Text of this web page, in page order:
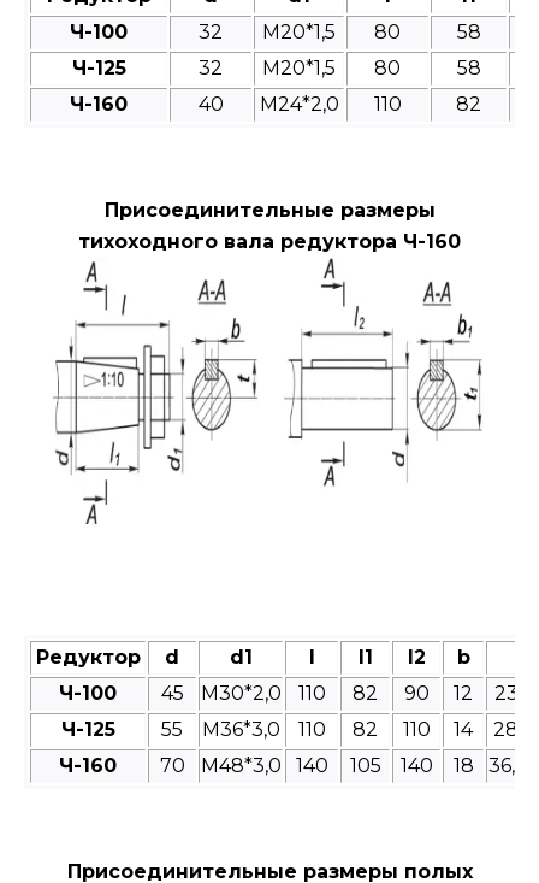
Ч-100
32 M20*1,5 80 58
Ч-125
32 М20*1,5 80 58
Ч-160
40 М24*2,0 110 82
Присоединительные размеры
тихоходного вала редуктора Ч-160
Редуктор d d1 l l1 l2 b
Ч-100
45 M30*2,0 110 82 90 12
Ч-125
55 М36*3,0 110 82 110 14
Ч-160
70 М48*3,0 140 105 140 18
Присоединительные размеры полых